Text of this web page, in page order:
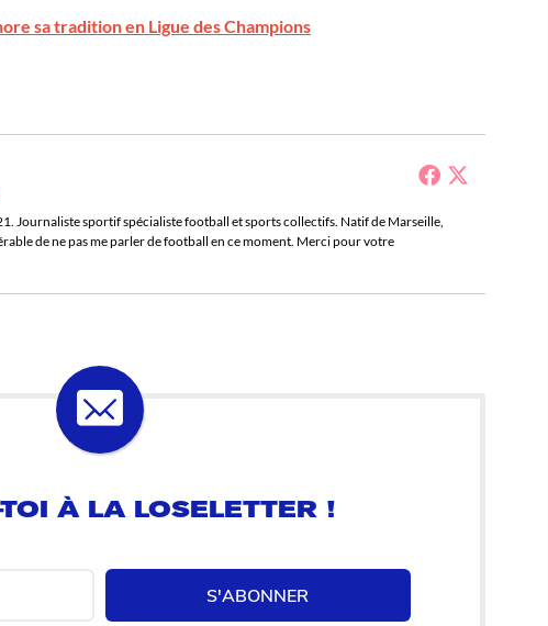
sa tradition en Ligue des Champions
Journaliste sportif spécialiste football et sports collectifs. Natif de Marseille,
de ne pas me parler de football en ce moment. Merci pour votre
S'ABONNER